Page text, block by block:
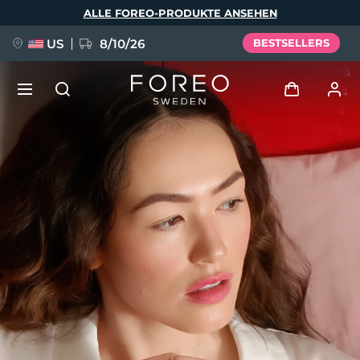
ALLE FOREO-PRODUKTE ANSEHEN
US 8/10/26 BESTSELLERS
Anmelden
Benutzerkonto
Meine Geräte
Meine Bestellungen
Meine Adressen
Meine Abonnements
FAQ™ Pure Beauty-Tech Elixir
BREAKING NEWS
issa™ Teeth Whitening Set
Sprache
English Deutsch
Español
Français
Português
Polski
Svenska
Русский
Türkçe
简体中文 繁體中文